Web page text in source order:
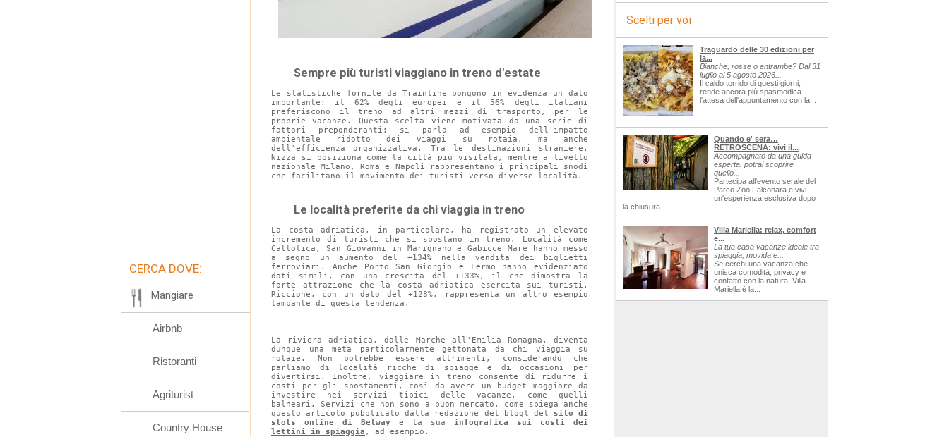
Sempre più turisti viaggiano in treno d'estate
Le statistiche fornite da Trainline pongono in evidenza un dato
importante: il 62% degli europei e il 56% degli italiani
preferiscono il treno ad altri mezzi di trasporto, per le
proprie vacanze. Questa scelta viene motivata da una serie di
fattori preponderanti: si parla ad esempio dell'impatto
ambientale ridotto dei viaggi su rotaia, ma anche
dell'efficienza organizzativa. Tra le destinazioni straniere,
Nizza si posiziona come la città più visitata, mentre a livello
nazionale Milano, Roma e Napoli rappresentano i principali snodi
che facilitano il movimento dei turisti verso diverse località.
Le località preferite da chi viaggia in treno
La costa adriatica, in particolare, ha registrato un elevato
incremento di turisti che si spostano in treno. Località come
Cattolica, San Giovanni in Marignano e Gabicce Mare hanno messo
a segno un aumento del +134% nella vendita dei biglietti
ferroviari. Anche Porto San Giorgio e Fermo hanno evidenziato
dati simili, con una crescita del +133%, il che dimostra la
forte attrazione che la costa adriatica esercita sui turisti.
Riccione, con un dato del +128%, rappresenta un altro esempio
lampante di questa tendenza.
La riviera adriatica, dalle Marche all'Emilia Romagna, diventa
dunque una meta particolarmente gettonata da chi viaggia su
rotaie. Non potrebbe essere altrimenti, considerando che
parliamo di località ricche di spiagge e di occasioni per
divertirsi. Inoltre, viaggiare in treno consente di ridurre i
costi per gli spostamenti, così da avere un budget maggiore da
investire nei servizi tipici delle vacanze, come quelli
balneari. Servizi che non sono a buon mercato, come spiega anche
questo articolo pubblicato dalla redazione del blogl del sito di
slots online di Betway e la sua infografica sui costi dei
lettini in spiaggia , ad esempio.
CERCA DOVE:
Mangiare
Airbnb
Ristoranti
Agriturist
Country House
Scelti per voi
Traguardo delle 30 edizioni per
la...
Bianche, rosse o entrambe? Dal 31
luglio al 5 agosto 2026...
Il caldo torrido di questi giorni,
rende ancora più spasmodica
l'attesa dell'appuntamento con la...
Quando e' sera…
RETROSCENA: vivi il...
Accompagnato da una guida
esperta, potrai scoprire
quello...
Partecipa all'evento serale del
Parco Zoo Falconara e vivi
un'esperienza esclusiva dopo
la chiusura...
Villa Mariella: relax, comfort
e...
La tua casa vacanze ideale tra
spiaggia, movida e...
Se cerchi una vacanza che
unisca comodità, privacy e
contatto con la natura, Villa
Mariella è la...